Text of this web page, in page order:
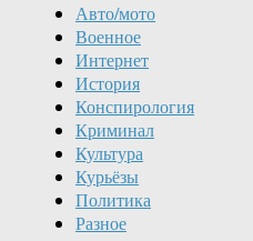
Авто/мото
Военное
Интернет
История
Конспирология
Криминал
Культура
Курьёзы
Политика
Разное